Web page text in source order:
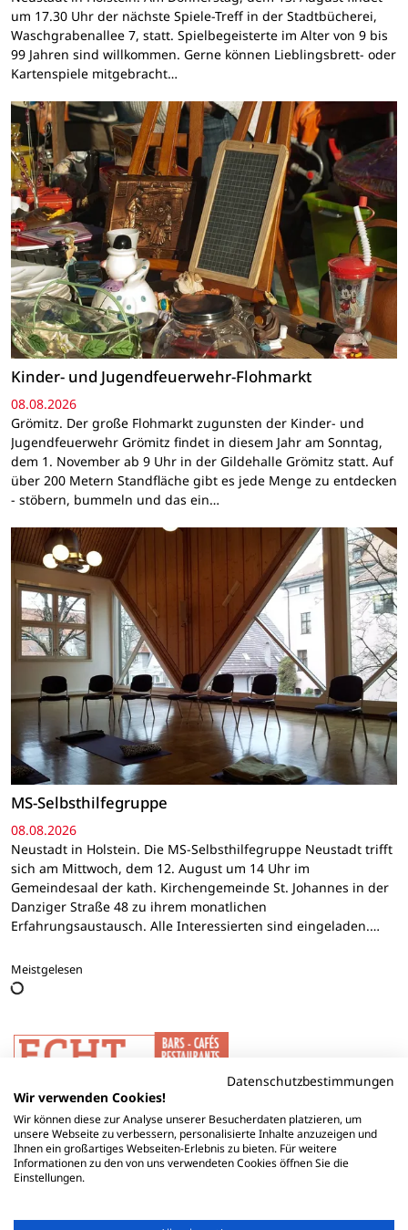
um 17.30 Uhr der nächste Spiele-Treff in der Stadtbücherei,
Waschgrabenallee 7, statt. Spielbegeisterte im Alter von 9 bis
99 Jahren sind willkommen. Gerne können Lieblingsbrett- oder
Kartenspiele mitgebracht…
Kinder- und Jugendfeuerwehr-Flohmarkt
08.08.2026
Grömitz. Der große Flohmarkt zugunsten der Kinder- und
Jugendfeuerwehr Grömitz findet in diesem Jahr am Sonntag,
dem 1. November ab 9 Uhr in der Gildehalle Grömitz statt. Auf
über 200 Metern Standfläche gibt es jede Menge zu entdecken
- stöbern, bummeln und das ein…
MS-Selbsthilfegruppe
08.08.2026
Neustadt in Holstein. Die MS-Selbsthilfegruppe Neustadt trifft
sich am Mittwoch, dem 12. August um 14 Uhr im
Gemeindesaal der kath. Kirchengemeinde St. Johannes in der
Danziger Straße 48 zu ihrem monatlichen
Erfahrungsaustausch. Alle Interessierten sind eingeladen.…
Meistgelesen
Datenschutzbestimmungen
Wir verwenden Cookies!
Wir können diese zur Analyse unserer Besucherdaten platzieren, um
unsere Webseite zu verbessern, personalisierte Inhalte anzuzeigen und
Ihnen ein großartiges Webseiten-Erlebnis zu bieten. Für weitere
Informationen zu den von uns verwendeten Cookies öffnen Sie die
Einstellungen.